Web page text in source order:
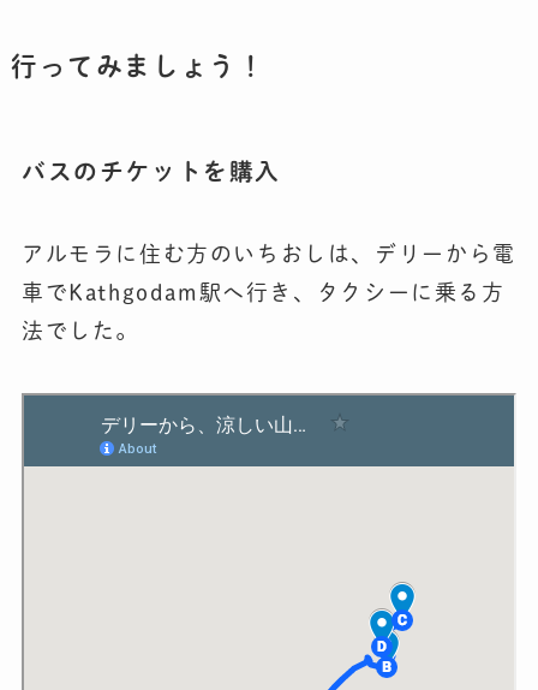
行ってみましょう！
バスのチケットを購入
アルモラに住む方のいちおしは、デリーから電
車でKathgodam駅へ行き、タクシーに乗る方
法 でした。